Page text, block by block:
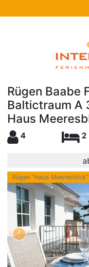
Rügen Baabe
Baltictraum A
Haus
4 2
Rügen "Haus